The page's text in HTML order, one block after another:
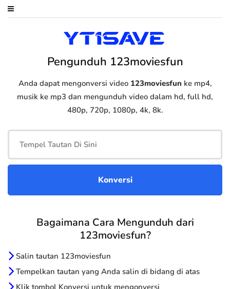
Pengunduh 123moviesfun
Anda dapat mengonversi video 123moviesfun ke mp4,
musik ke mp3 dan mengunduh video dalam hd, full hd,
480p, 720p, 1080p, 4k, 8k.
Bagaimana Cara Mengunduh dari
123moviesfun?
Salin tautan 123moviesfun
Tempelkan tautan yang Anda salin di bidang di atas